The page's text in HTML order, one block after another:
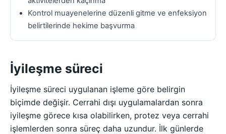
Kontrol muayenelerine düzenli gitme ve enfeksiyon
belirtilerinde hekime başvurma
İyileşme süreci
İyileşme süreci uygulanan işleme göre belirgin
biçimde değişir. Cerrahi dışı uygulamalardan sonra
iyileşme görece kısa olabilirken, protez veya cerrahi
işlemlerden sonra süreç daha uzundur. İlk günlerde